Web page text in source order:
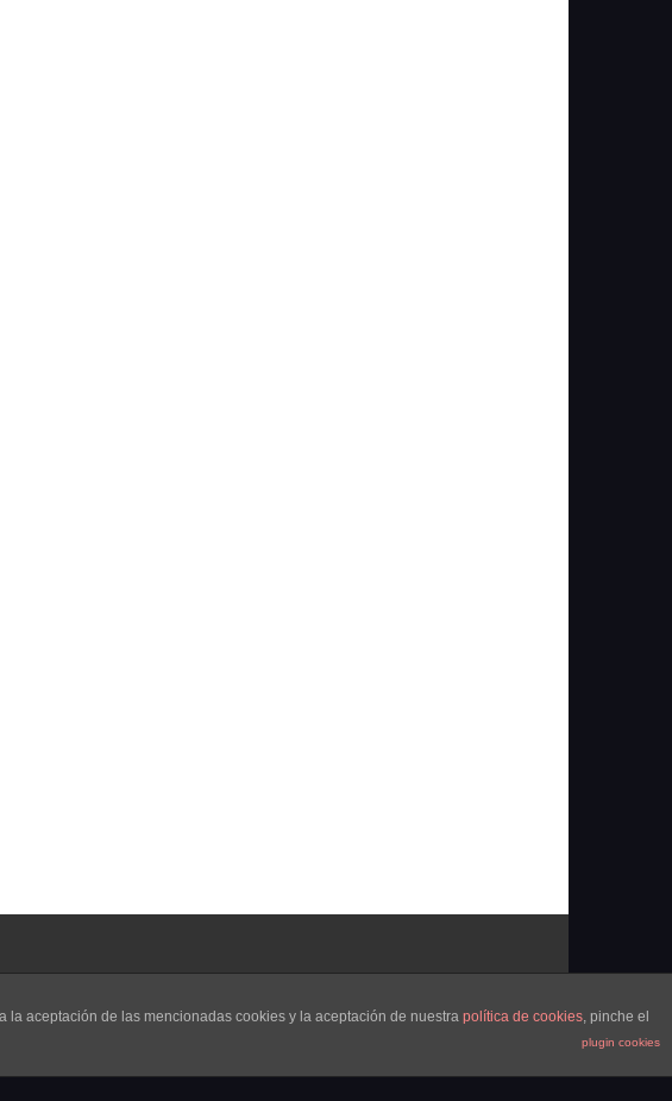
aceptación de las mencionadas cookies y la aceptación de nuestra política de cookies, pinche el
plugin cookies